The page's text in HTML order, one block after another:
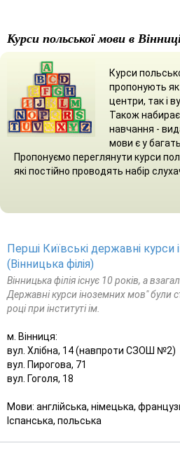
Курси польської мови в
Курси
пропонують як
центри, так і
Також набирає
навчання -
мови є у
Пропонуємо переглянути курси
які постійно проводять набір
Перші Київські державні курси
(Вінницька філія)
Вінницька філія існує 10 років, а
Державні курси іноземних мов" були
році при інституті ім.
м. Вінниця:
вул. Хлібна, 14 (навпроти СЗОШ №2)
вул. Пирогова, 71
вул. Гоголя, 18
Мови: англійська, німецька,
Іспанська, польська